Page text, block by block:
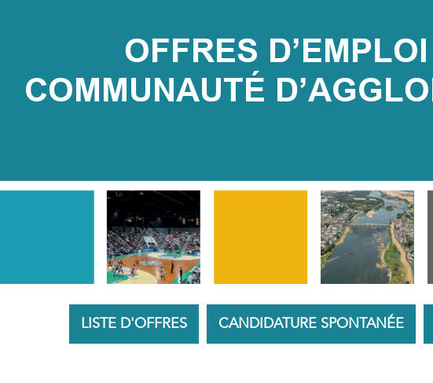
OFFRES
COMMUNAUTÉ
LISTE D'OFFRES CANDIDATURE SPONTANÉE